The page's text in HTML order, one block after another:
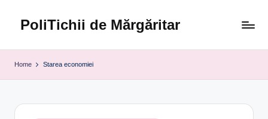
PoliTichii de Mărgăritar
Home Starea economiei